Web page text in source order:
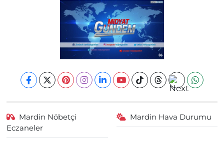
Mardin Nöbetçi
Eczaneler
Mardin Hava Durumu